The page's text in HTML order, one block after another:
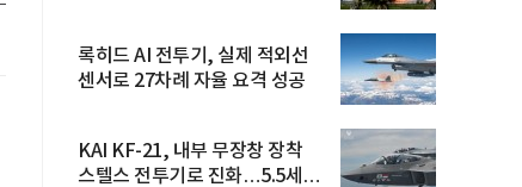
록히드 AI 전투기, 실제 적외선
센서로 27차례 자율 요격 성공
KAI KF-21, 내부 무장창 장착
스텔스 전투기로 진화…5.5세대